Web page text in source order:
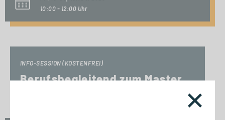
10:00 - 12:00 Uhr
INFO-SESSION (KOSTENFREI)
Berufsbegleitend zum Master